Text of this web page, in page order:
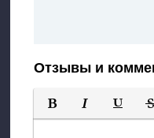
Отзывы и
Полужирный
Курсив